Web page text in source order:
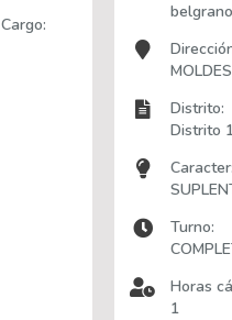
belgrano
Distrito:
Distrito
Caracter:
Turno:
Horas
1